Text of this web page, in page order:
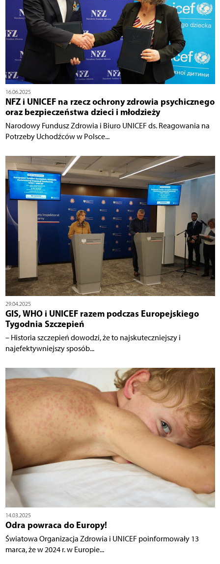
16.06.2025
NFZ i UNICEF na rzecz ochrony zdrowia psychicznego
oraz bezpieczeństwa dzieci i młodzieży
Narodowy Fundusz Zdrowia i Biuro UNICEF ds. Reagowania na
Potrzeby Uchodźców w Polsce...
29.04.2025
GIS, WHO i UNICEF razem podczas Europejskiego
Tygodnia Szczepień
– Historia szczepień dowodzi, że to najskuteczniejszy i
najefektywniejszy sposób...
14.03.2025
Odra powraca do Europy!
Światowa Organizacja Zdrowia i UNICEF poinformowały 13
marca, że w 2024 r. w Europie...